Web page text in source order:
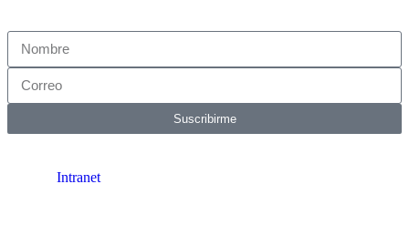
Suscribirme
Intranet